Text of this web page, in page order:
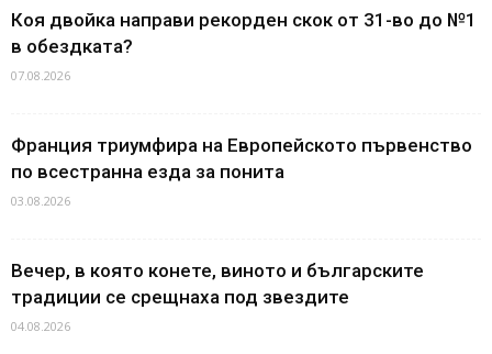
Коя двойка направи рекорден скок от 31-во до №1
в обездката?
07.08.2026
Франция триумфира на Европейското първенство
по всестранна езда за понита
03.08.2026
Вечер, в която конете, виното и българските
традиции се срещнаха под звездите
04.08.2026